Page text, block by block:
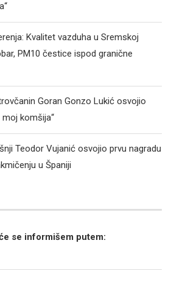
Kvalitet vazduha u Sremskoj
PM10 čestice ispod granične
Goran Gonzo Lukić osvojio
moj komšija“
Teodor Vujanić osvojio prvu nagradu
u Španiji
se informišem putem: